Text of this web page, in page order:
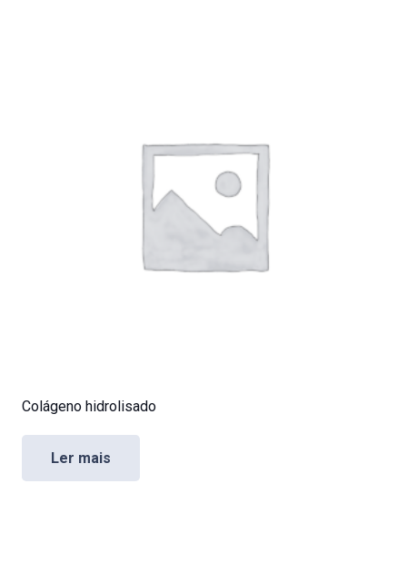
Colágeno hidrolisado
Ler mais